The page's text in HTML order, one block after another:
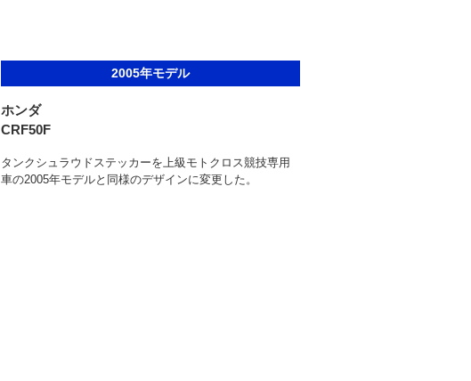
2005年モデル
ホンダ
CRF50F
タンクシュラウドステッカーを上級モトクロス競技専用
車の2005年モデルと同様のデザインに変更した。